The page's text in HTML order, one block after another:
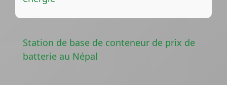
Station de base de conteneur de prix de
batterie au Népal